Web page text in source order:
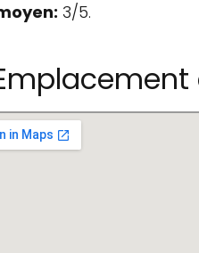
3/5.